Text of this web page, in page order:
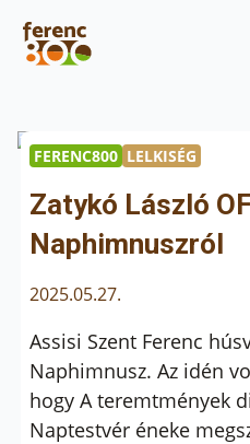
FERENC800 LELKISÉG
Zatykó László
Naphimnuszról
2025.05.27.
Assisi Szent Ferenc
Naphimnusz. Az idén
hogy A teremtmények
Naptestvér éneke